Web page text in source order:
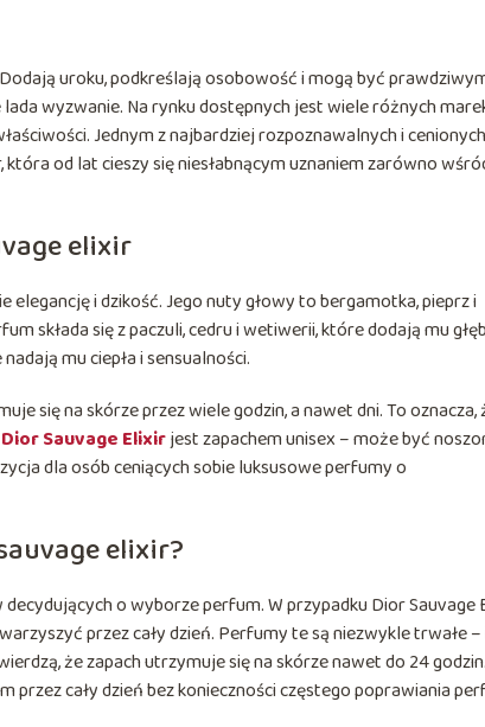
uroku, podkreślają osobowość i mogą być
wyzwanie. Na rynku dostępnych jest wiele różnych
Jednym z najbardziej rozpoznawalnych i cenionych
od lat cieszy się niesłabnącym uznaniem zarówno
elixir
i dzikość. Jego nuty głowy to bergamotka, pieprz i
składa się z paczuli, cedru i wetiwerii, które dodają mu
mu ciepła i sensualności.
się na skórze przez wiele godzin, a nawet dni. To oznacza,
Dior Sauvage Elixirjest zapachem unisex – może być
dla osób ceniących sobie luksusowe perfumy o
elixir?
o wyborze perfum. W przypadku Dior Sauvage
przez cały dzień. Perfumy te są niezwykle trwałe –
że zapach utrzymuje się na skórze nawet do 24
cały dzień bez konieczności częstego poprawiania